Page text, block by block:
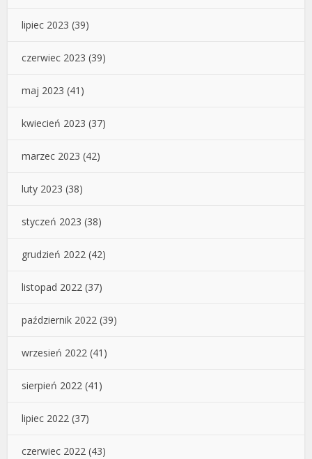
lipiec 2023 (39)
czerwiec 2023 (39)
maj 2023 (41)
kwiecień 2023 (37)
marzec 2023 (42)
luty 2023 (38)
styczeń 2023 (38)
grudzień 2022 (42)
listopad 2022 (37)
październik 2022 (39)
wrzesień 2022 (41)
sierpień 2022 (41)
lipiec 2022 (37)
czerwiec 2022 (43)